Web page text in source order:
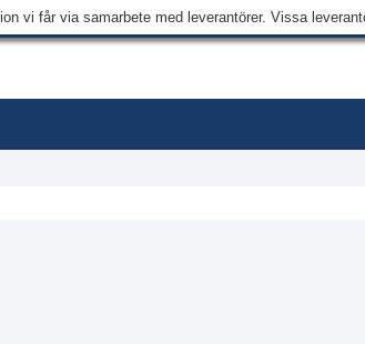
vi får via samarbete med leverantörer. Vissa